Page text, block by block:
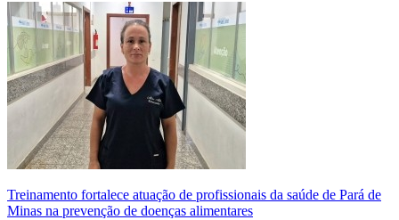
Treinamento fortalece atuação de profissionais da saúde de Pará de
Minas na prevenção de doenças alimentares